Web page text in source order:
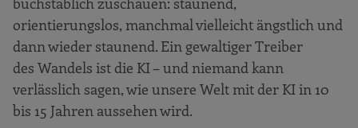
orientierungslos, manchmal vielleicht ängstlich und
dann wieder staunend. Ein gewaltiger Treiber
des Wandels ist die KI – und niemand kann
verlässlich sagen, wie unsere Welt mit der KI in 10
bis 15 Jahren aussehen wird.